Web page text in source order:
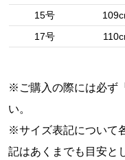
15号
17号
※ご購入の際には必ず
い。
※サイズ表記について
記はあくまでも目安と